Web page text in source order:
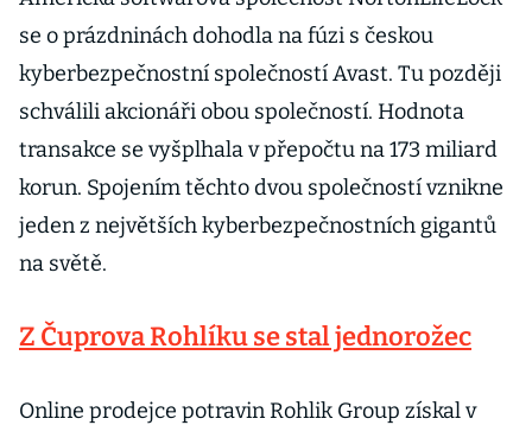
se o prázdninách dohodla na fúzi s českou
kyberbezpečnostní společností Avast. Tu později
schválili akcionáři obou společností. Hodnota
transakce se vyšplhala v přepočtu na 173 miliard
korun. Spojením těchto dvou společností vznikne
jeden z největších kyberbezpečnostních gigantů
na světě.
Z Čuprova Rohlíku se stal jednorožec
Online prodejce potravin Rohlik Group získal v